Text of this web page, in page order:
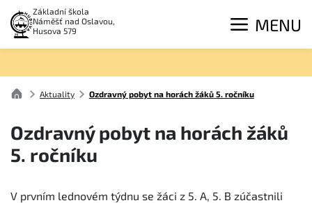
Základní škola
Náměšť nad Oslavou,
Husova 579
MENU
Aktuality Ozdravný pobyt na horách žáků 5. ročníku
Ozdravný pobyt na horách žáků
5. ročníku
V prvním lednovém týdnu se žáci z 5. A, 5. B zúčastnili